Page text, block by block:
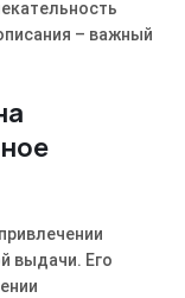
– важный
выдачи․ Его